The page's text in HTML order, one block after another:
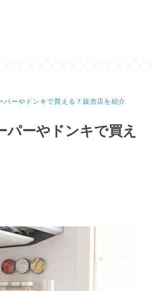
パーやドンキで買える？販売店を紹介
ーやドンキで買え